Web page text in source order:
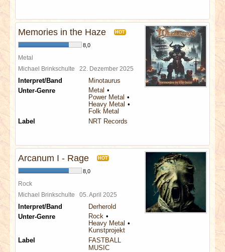
Memories in the Haze HOT
8,0
Metal
Michael Brinkschulte 22. Dezember 2025
Interpret/Band
Minotaurus
Unter-Genre
Metal
Power Metal
Heavy Metal
Folk Metal
Label
NRT Records
Arcanum I - Rage HOT
8,0
Rock
Michael Brinkschulte 05. April 2025
Interpret/Band
Derherold
Unter-Genre
Rock
Heavy Metal
Kunstprojekt
Label
FASTBALL
MUSIC